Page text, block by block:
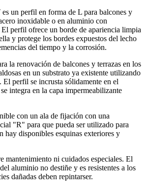
un perfil en forma de L para balcones y
inoxidable o en aluminio con
perfil ofrece un borde de apariencia limpia
y protege los bordes expuestos del lecho
del tiempo y la corrosión.
la renovación de balcones y terrazas en los
en un substrato ya existente utilizando
El perfil se incrusta sólidamente en el
integra en la capa impermeabilizante
con un ala de fijación con una
"R" para que pueda ser utilizado para
hay disponibles esquinas exteriores y
ni cuidados especiales. El
aluminio no destiñe y es resistentes a los
dañadas deben repintarser.